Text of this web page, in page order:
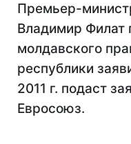
Премьер-
Владимир Филат
молдавского
республики
2011 г. подаст
Евросоюз.